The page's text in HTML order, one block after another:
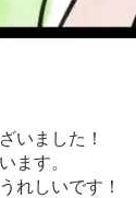
いました！
ます。
れしいです！